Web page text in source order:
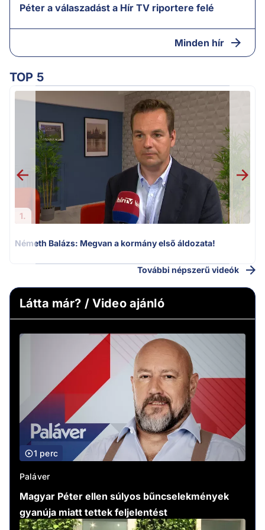
Péter a válaszadást a Hír TV riportere felé
Minden hír
TOP 5
1.
Németh Balázs: Megvan a kormány első áldozata!
További népszerű videók
Látta már? / Video ajánló
1 perc
Paláver
Magyar Péter ellen súlyos bűncselekmények
gyanúja miatt tettek feljelentést